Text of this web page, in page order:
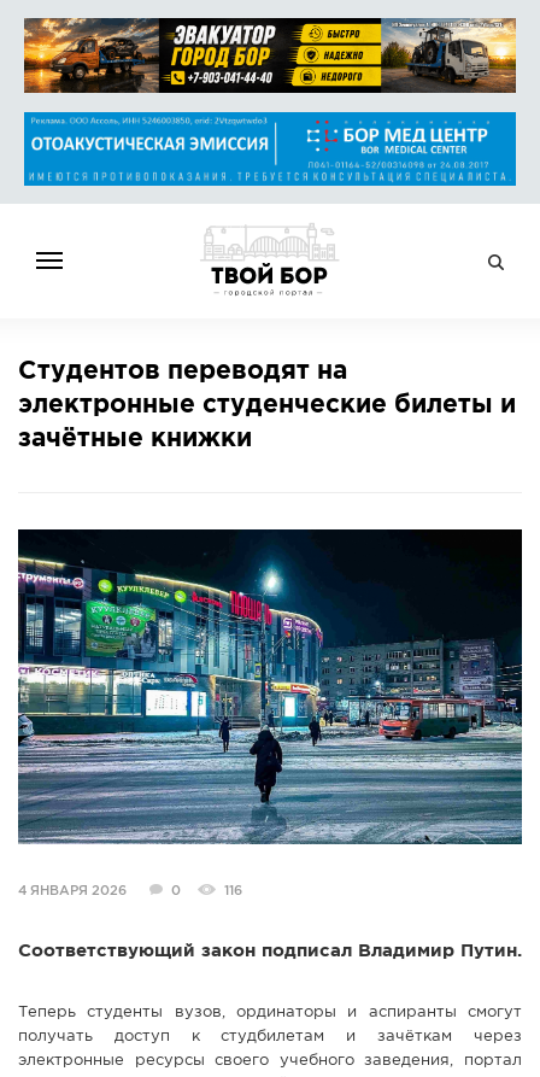
НОВОСТИ
СПРАВОЧНИК
АФИША
СПРАВКА
КАМЕРЫ
КОНКУРСЫ
СТАТЬИ
ГОЛОСОВАНИЯ
ПРЕДЛОЖИТЬ НОВОСТЬ
ФОТО
Студентов переводят на
электронные студенческие билеты и
зачётные книжки
4 ЯНВАРЯ 2026 0 116
Соответствующий закон подписал Владимир Путин.
Теперь студенты вузов, ординаторы и аспиранты смогут
получать доступ к студбилетам и зачёткам через
электронные ресурсы своего учебного заведения, портал